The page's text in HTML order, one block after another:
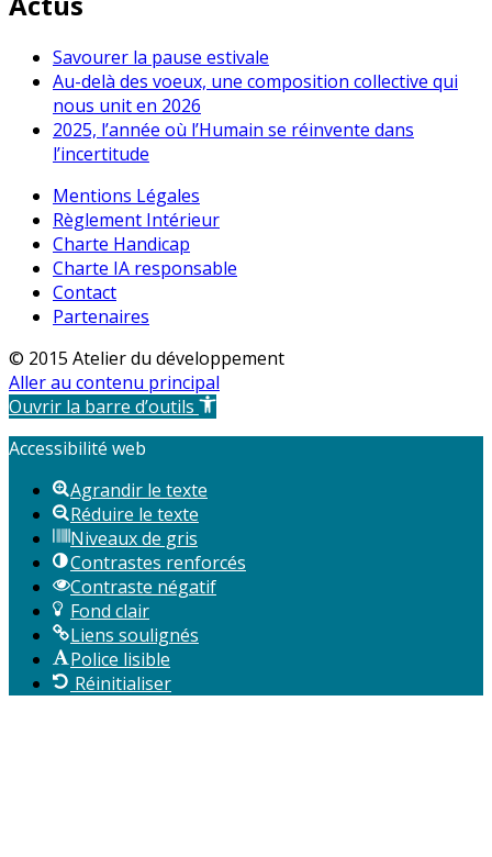
Savourer la pause estivale
Au-delà des voeux, une composition collective qui
nous unit en 2026
2025, l’année où l’Humain se réinvente dans
l’incertitude
Mentions Légales
Règlement Intérieur
Charte Handicap
Charte IA responsable
Contact
Partenaires
© 2015 Atelier du développement
Aller au contenu principal
Ouvrir la barre d’outils
Accessibilité web
Agrandir le texte
Réduire le texte
Niveaux de gris
Contrastes renforcés
Contraste négatif
Fond clair
Liens soulignés
Police lisible
Réinitialiser